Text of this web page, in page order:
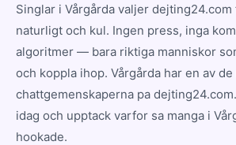
Singlar i Vårgårda valjer
naturligt och kul. Ingen press, inga
algoritmer — bara riktiga manniskor
och koppla ihop. Vårgårda har en av
chattgemenskaperna pa
idag och upptack varfor sa manga i
hookade.